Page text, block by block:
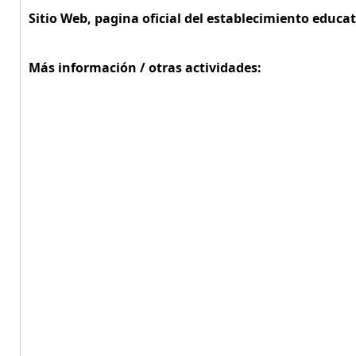
Sitio Web, pagina oficial del establecimiento
Más información / otras actividades: